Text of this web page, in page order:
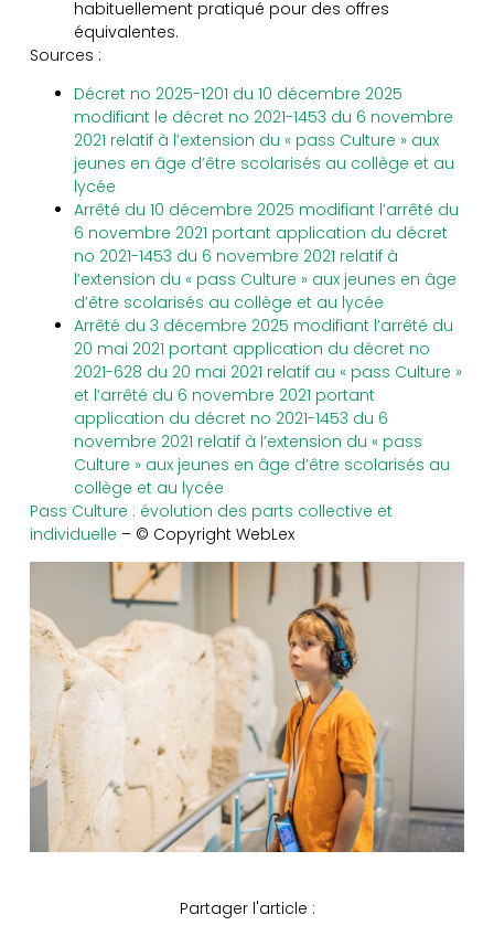
habituellement pratiqué pour des offres
équivalentes.
Sources :
Décret no 2025-1201 du 10 décembre 2025
modifiant le décret no 2021-1453 du 6 novembre
2021 relatif à l’extension du « pass Culture » aux
jeunes en âge d’être scolarisés au collège et au
lycée
Arrêté du 10 décembre 2025 modifiant l’arrêté du
6 novembre 2021 portant application du décret
no 2021-1453 du 6 novembre 2021 relatif à
l’extension du « pass Culture » aux jeunes en âge
d’être scolarisés au collège et au lycée
Arrêté du 3 décembre 2025 modifiant l’arrêté du
20 mai 2021 portant application du décret no
2021-628 du 20 mai 2021 relatif au « pass Culture »
et l’arrêté du 6 novembre 2021 portant
application du décret no 2021-1453 du 6
novembre 2021 relatif à l’extension du « pass
Culture » aux jeunes en âge d’être scolarisés au
collège et au lycée
Pass Culture : évolution des parts collective et
individuelle – © Copyright WebLex
Partager l'article :